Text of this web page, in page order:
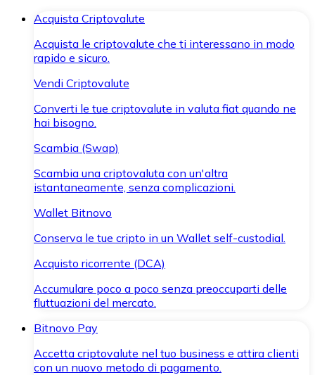
Acquista Criptovalute
Acquista le criptovalute che ti interessano in modo
rapido e sicuro.
Vendi Criptovalute
Converti le tue criptovalute in valuta fiat quando ne
hai bisogno.
Scambia (Swap)
Scambia una criptovaluta con un'altra
istantaneamente, senza complicazioni.
Wallet Bitnovo
Conserva le tue cripto in un Wallet self-custodial.
Acquisto ricorrente (DCA)
Accumulare poco a poco senza preoccuparti delle
fluttuazioni del mercato.
Bitnovo Pay
Accetta criptovalute nel tuo business e attira clienti
con un nuovo metodo di pagamento.